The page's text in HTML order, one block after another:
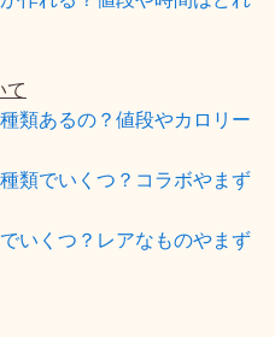
て
類あるの？値段やカロリー
類でいくつ？コラボやまず
いくつ？レアなものやまず